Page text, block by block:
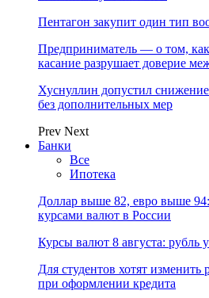
Пентагон закупит один тип
Предприниматель — о том,
касание разрушает доверие
Хуснуллин допустил
без дополнительных мер
Prev Next
Банки
Все
Ипотека
Доллар выше 82, евро выше
курсами валют в России
Курсы валют 8 августа: рубль
Для студентов хотят изменить
при оформлении кредита